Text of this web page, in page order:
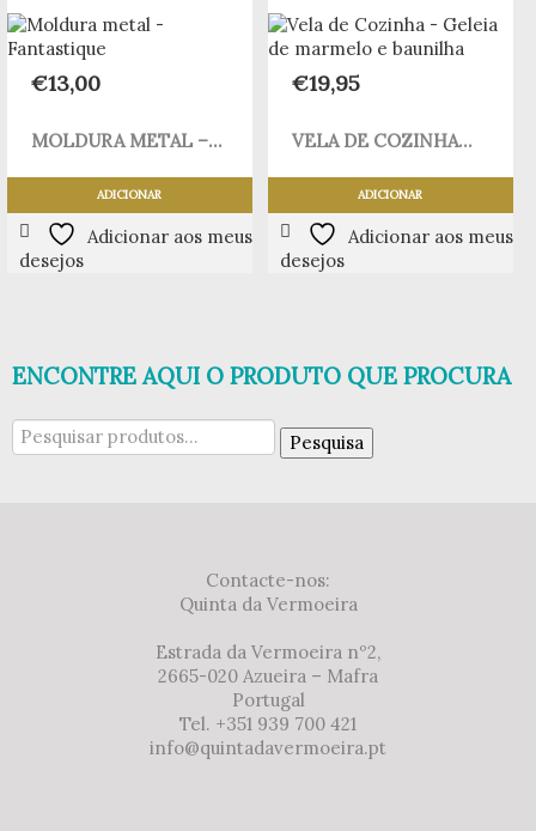
€13,00
MOLDURA METAL –...
ADICIONAR
Adicionar aos meus
desejos
€19,95
VELA DE COZINHA...
ADICIONAR
Adicionar aos meus
desejos
ENCONTRE AQUI O PRODUTO QUE PROCURA
Pesquisar
por:
Pesquisa
Contacte-nos:
Quinta da Vermoeira
Estrada da Vermoeira nº2,
2665-020 Azueira – Mafra
Portugal
Tel. +351 939 700 421
info@quintadavermoeira.pt